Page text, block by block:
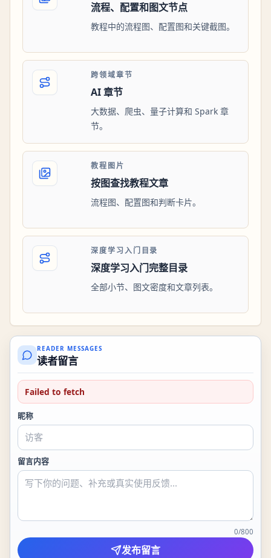
流程、配置和图文节点
教程中的流程图、配置图和关键截图。
跨领域章节
AI 章节
大数据、爬虫、量子计算和 Spark 章
节。
教程图片
按图查找教程文章
流程图、配置图和判断卡片。
深度学习入门目录
深度学习入门完整目录
全部小节、图文密度和文章列表。
READER MESSAGES
读者留言
Failed to fetch
昵称
留言内容
0/800
发布留言